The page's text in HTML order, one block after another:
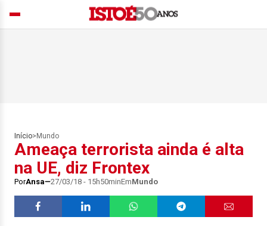
Início> Mundo
Ameaça terrorista ainda é alta
na UE, diz Frontex
PorAnsa 27/03/18 - 15h50minEmMundo